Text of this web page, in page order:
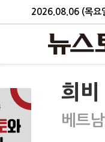
2026.08.06 (목요
희비
베트